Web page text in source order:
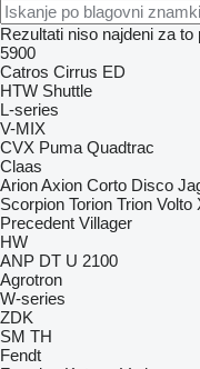
Rezultati niso najdeni za to
5900
Catros Cirrus ED
HTW Shuttle
L-series
V-MIX
CVX Puma Quadtrac
Claas
ArionAxion Corto Disco
Scorpion Torion Trion Volto
Precedent Villager
HW
ANP DT U 2100
Agrotron
W-series
ZDK
SM TH
Fendt